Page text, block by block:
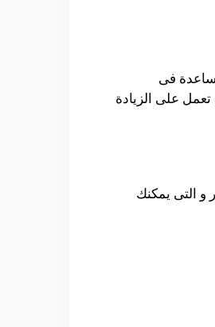
فى
على الزيادة
و التى يمكنك